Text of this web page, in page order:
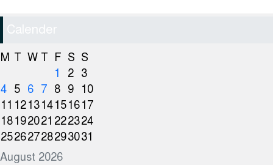
Calender
August 2026
M T W T F S S
1
2 3
4 5 6 7 8 9
10
11 121314151617
18192021 222324
25262728293031